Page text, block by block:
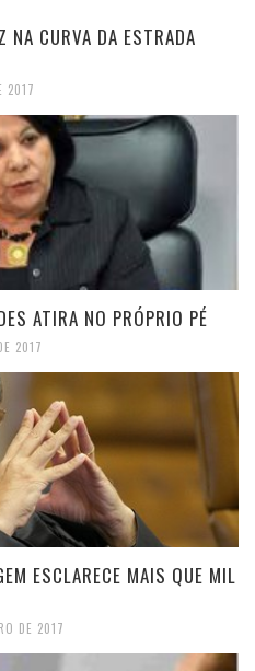
NA CURVA DA ESTRADA
2017
ATIRA NO PRÓPRIO PÉ
2017
ESCLARECE MAIS QUE MIL
DE 2017